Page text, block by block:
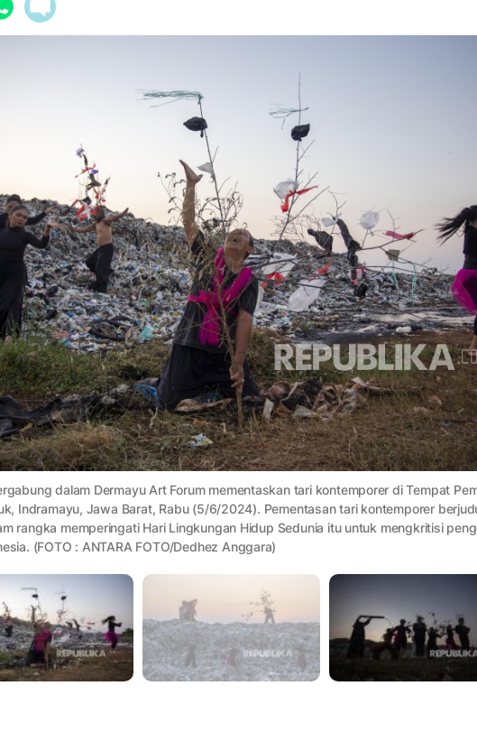
dalam Dermayu Art Forum mementaskan tari kontemporer di Tempat
Indramayu, Jawa Barat, Rabu (5/6/2024). Pementasan tari kontemporer
rangka memperingati Hari Lingkungan Hidup Sedunia itu untuk mengkritisi
(FOTO : ANTARA FOTO/Dedhez Anggara)